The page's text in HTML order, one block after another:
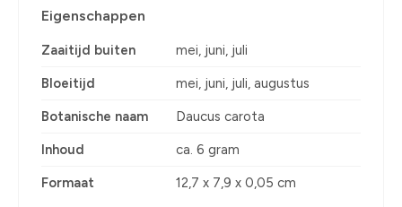
Eigenschappen
Zaaitijd buiten mei, juni, juli
Bloeitijd mei, juni, juli, augustus
Botanische naam Daucus carota
Inhoud ca. 6 gram
Formaat 12,7 x 7,9 x 0,05 cm